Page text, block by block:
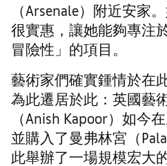
（Arsenale）附近安家
很實惠，讓她能夠專注
冒險性」的項目。
藝術家們確實鍾情於在
為此遷居於此：英國藝
（Anish Kapoor）如今
並購入了曼弗林宮（
此舉辦了一場規模宏大